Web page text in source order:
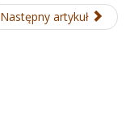
Następny artykuł